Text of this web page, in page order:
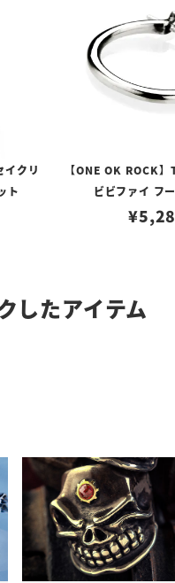
イクリ
ト
【ONE OK ROCK
ビビファイ フ
¥
したアイテム